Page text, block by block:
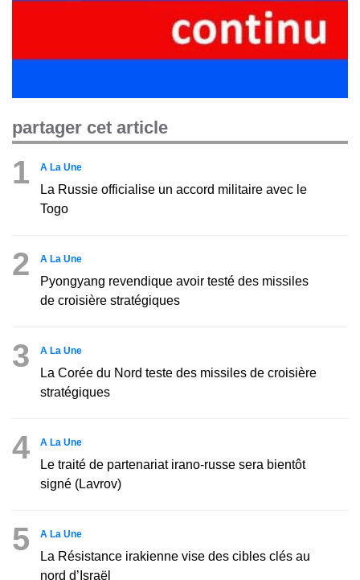
partager cet article
1 A La Une
La Russie officialise un accord militaire avec le
Togo
2 A La Une
Pyongyang revendique avoir testé des missiles
de croisière stratégiques
3 A La Une
La Corée du Nord teste des missiles de croisière
stratégiques
4 A La Une
Le traité de partenariat irano-russe sera bientôt
signé (Lavrov)
5 A La Une
La Résistance irakienne vise des cibles clés au
nord d’Israël